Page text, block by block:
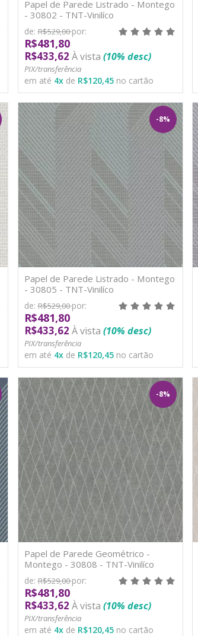
Papel de Parede Listrado - Montego
- 30802 - TNT-Vinilíco
de: R$529,00por:
R$481,80
R$433,62 À vista (10% desc)
PIX/transferência
em até 4xde R$120,45no cartão
-8%
Papel de Parede Listrado - Montego
- 30805 - TNT-Vinilíco
de: R$529,00por:
R$481,80
R$433,62 À vista (10% desc)
PIX/transferência
em até 4xde R$120,45no cartão
-8%
Papel de Parede Geométrico -
Montego - 30808 - TNT-Vinilíco
de: R$529,00por:
R$481,80
R$433,62 À vista (10% desc)
PIX/transferência
em até 4xde R$120,45no cartão